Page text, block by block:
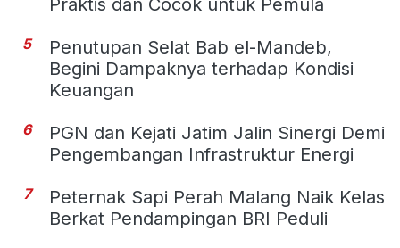
Praktis dan Cocok untuk Pemula
5
Penutupan Selat Bab el-Mandeb,
Begini Dampaknya terhadap Kondisi
Keuangan
6
PGN dan Kejati Jatim Jalin Sinergi Demi
Pengembangan Infrastruktur Energi
7
Peternak Sapi Perah Malang Naik Kelas
Berkat Pendampingan BRI Peduli